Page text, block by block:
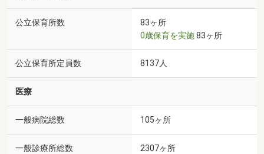
公立保育所数
83ヶ所
0歳保育を実施83ヶ所
公立保育所定員数 8137人
医療
一般病院総数 105ヶ所
一般診療所総数 2307ヶ所